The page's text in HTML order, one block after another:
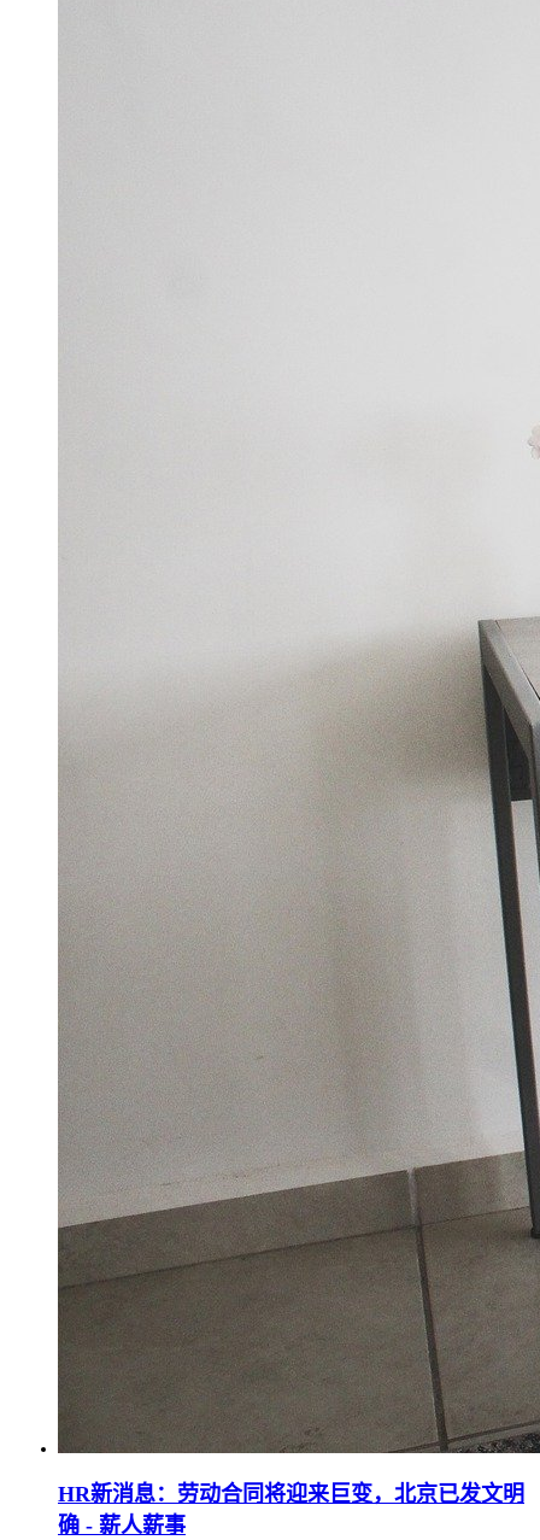
HR新消息：劳动合同将迎来巨变，北京已发文明
确 - 薪人薪事